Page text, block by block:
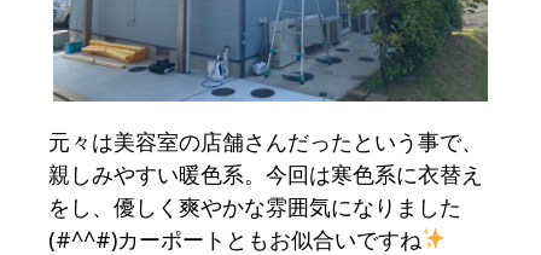
元々は美容室の店舗さんだったという事で、
親しみやすい暖色系。今回は寒色系に衣替え
をし、優しく爽やかな雰囲気になりました
(#^^#)カーポートともお似合いですね